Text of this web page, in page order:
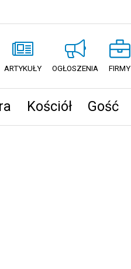
ARTYKUŁY OGŁOSZENIA FIRMY
Kościół Gość